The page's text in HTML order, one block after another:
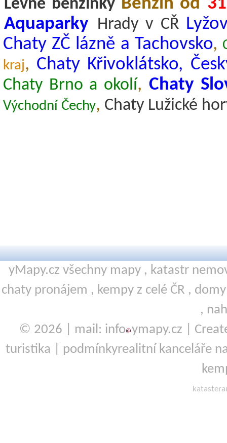
Levné benzinkyBenzin od
Aquaparky Hrady v CŘ
Chaty ZČ lázně a Tachovsko,
kraj, Chaty Křivoklátsko,
Chaty Brno a okolí, Chaty
Východní Čechy, Chaty Lužické
yMapy.cz všechny mapy , katastr
chaty pronájem , kempyz celé ČR ,
,
© 2026 | mail: info ymapy.cz |
turistika
podmínkyrealitní kanceláře